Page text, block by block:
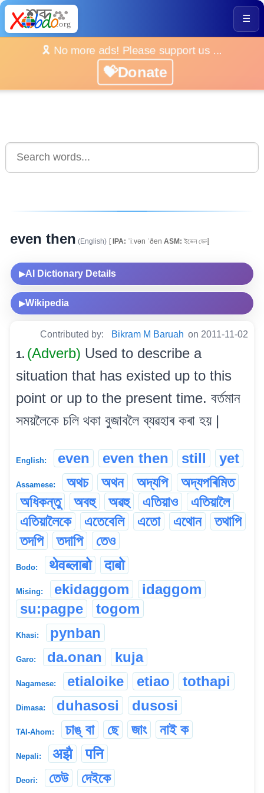
☰
🎗️ No more ads! Please support us ...
💝Donate
even then (English) [IPA: ˈiːvən ˈðen ASM: ইভেন ডেন]
▶AI Dictionary Details
▶Wikipedia
Contributed by: Bikram M Baruah on 2011-11-02
1. (Adverb) Used to describe a
situation that has existed up to this
point or up to the present time. বৰ্তমান
সময়লৈকে চলি থকা বুজাবলৈ ব্যৱহাৰ কৰা হয় |
English: even even then still yet
Assamese: অথচ অথন অদ্যপি
অদ্যপৰিমিত
অধিকন্তু
অবহু অৱহু এতিয়াও
এতিয়ালৈ
এতিয়ালৈকে
এতেবেলি এতো এথোন
তথাপি
তদপি
তদাপি তেও
Bodo: थेवब्लाबो दाबो
Mising: ekidaggom
idaggom
su:pagpe
togom
Khasi: pynban
Garo: da.onan kuja
Nagamese: etialoike etiao tothapi
Dimasa: duhasosi dusosi
TAI-Ahom: চাঙ্ বা ছে জাং নাই ক
Nepali: अझै पनि
Deori: তেউ দেইকে